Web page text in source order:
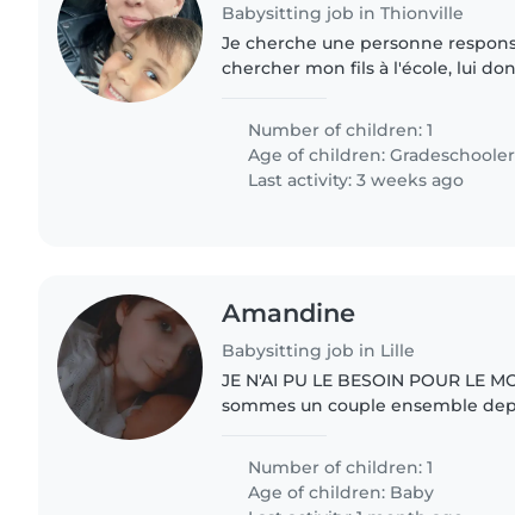
Babysitting job in Thionville
Je cherche une personne
chercher mon fils à l'école, lui
besoin que cette..
Number of children: 1
Age of children:Gradeschooler
Last activity: 3 weeks ago
Amandine
Babysitting job in Lille
JE N'AI PU LE BESOIN POUR LE MOMENT
sommes un couple ensemble
est agent de sécurité...
Number of children: 1
Age of children: Baby